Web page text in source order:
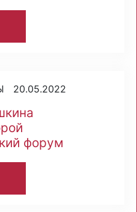
20.05.2022
форум